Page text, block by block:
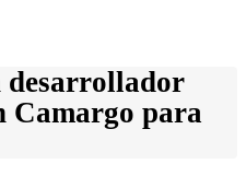
desarrollador
Camargo para